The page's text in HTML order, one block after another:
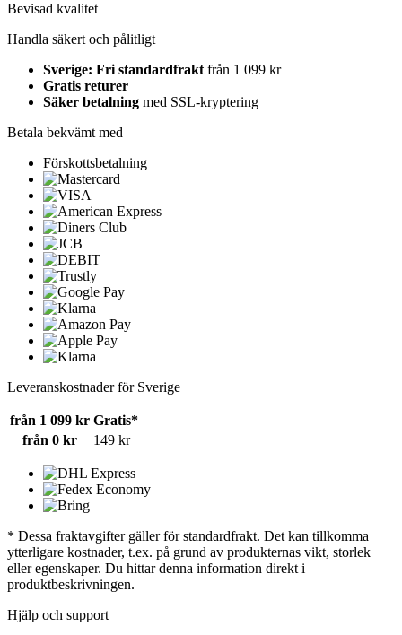
Bevisad kvalitet
Handla säkert och pålitligt
Sverige: Fri standardfrakt från 1 099 kr
Gratis returer
Säker betalning med SSL-kryptering
Betala bekvämt med
Förskottsbetalning
Leveranskostnader för Sverige
från 1 099 kr Gratis*
från 0 kr
149 kr
* Dessa fraktavgifter gäller för standardfrakt. Det kan tillkomma
ytterligare kostnader, t.ex. på grund av produkternas vikt, storlek
eller egenskaper. Du hittar denna information direkt i
produktbeskrivningen.
Hjälp och support